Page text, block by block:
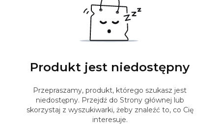
Produkt jest niedostępny
Przepraszamy, produkt, którego szukasz jest
niedostępny. Przejdź do Strony głównej lub
skorzystaj z wyszukiwarki, żeby znaleźć to, co Cię
interesuje.